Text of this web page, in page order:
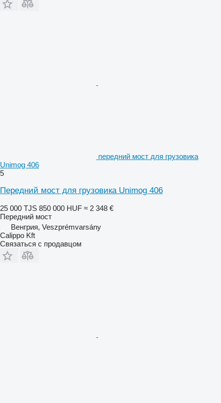
передний мост для грузовика
Unimog 406
5
Передний мост для грузовика Unimog 406
25 000 TJS 850 000 HUF ≈ 2 348 €
Передний мост
Венгрия, Veszprémvarsány
Calippo Kft
Связаться с продавцом